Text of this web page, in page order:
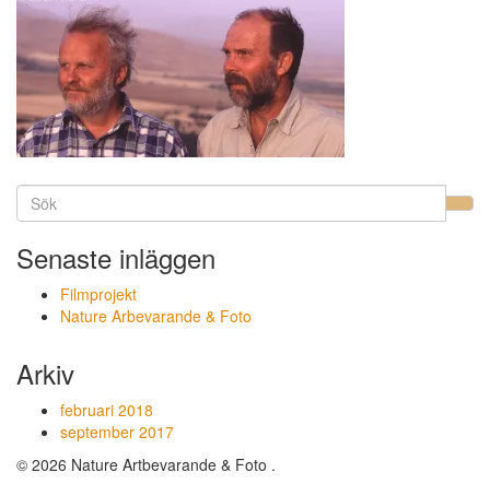
Senaste inläggen
Filmprojekt
Nature Arbevarande & Foto
Arkiv
februari 2018
september 2017
© 2026 Nature Artbevarande & Foto .